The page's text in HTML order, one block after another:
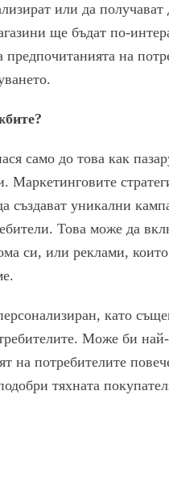
или да
ще бъдат по-
на
само до това как
Маркетинговите
уникални
Това може да
си, или реклами,
като
Може би
на потребителите
тяхната